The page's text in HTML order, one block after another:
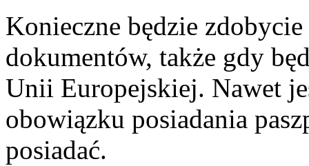
Konieczne będzie
dokumentów, także gdy
Unii Europejskiej. Nawet
obowiązku posiadania
posiadać.